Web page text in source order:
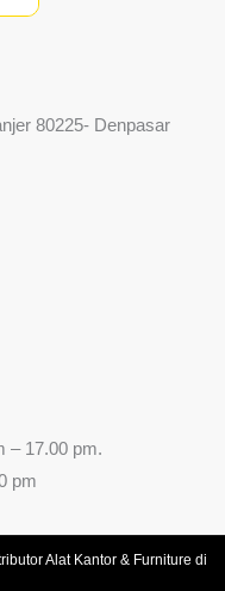
80225- Denpasar
– 17.00 pm.
pm
Alat Kantor & Furniture di